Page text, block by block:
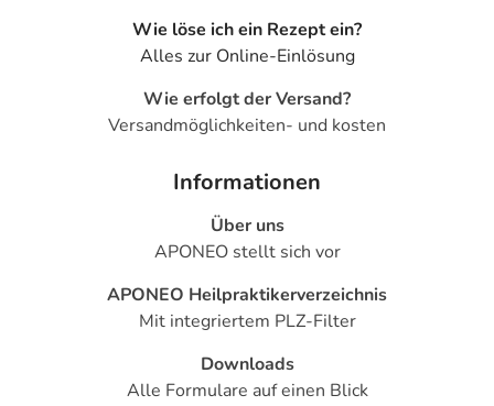
Hornhautbildung zurückzuführen. Regelmäßige Fußbäder
können helfen, die Haut aufzuweichen, Hornhaut zu
Wie häufig sollte ein medizinisches Fußbad bei Fußpilz
Zu Beginn wird eine tägliche Anwendung über 7 Tage
Tage für weitere 2 Wochen. Zur laufenden Pflege kann
das Fußbad danach mehrmals wöchentlich eingesetzt
Die Anwendung ist unkompliziert und lässt sich
problemlos in Ihre gewohnte Fußpflege einbauen.
Wie löse ich ein Rezept ein?
Alles zur Online-Einlösung
Wie erfolgt der Versand?
Versandmöglichkeiten- und kosten
Informationen
Über uns
APONEO stellt sich vor
APONEO Heilpraktikerverzeichnis
Mit integriertem PLZ-Filter
Downloads
Alle Formulare auf einen Blick